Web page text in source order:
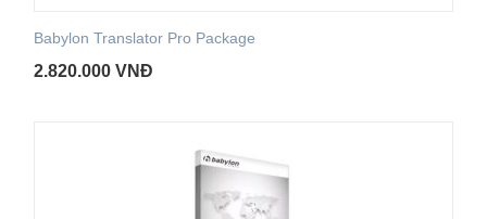
Babylon Translator Pro Package
2.820.000 VNĐ